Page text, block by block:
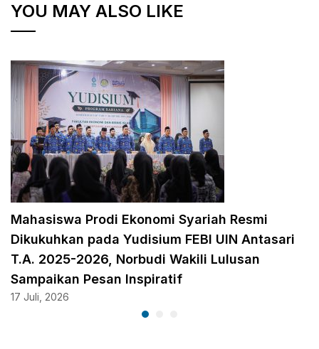
YOU MAY ALSO LIKE
Mahasiswa Prodi Ekonomi Syariah Resmi
Dikukuhkan pada Yudisium FEBI UIN Antasari
T.A. 2025-2026, Norbudi Wakili Lulusan
Sampaikan Pesan Inspiratif
17 Juli, 2026